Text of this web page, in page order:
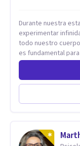
Durante nuestra
experimentar
todo nuestro cuerpo y entender nuestro maravilloso
es fundamental
Damian esta
herramientas
mente, alma y SER. El cómo percibimos y manejamos
nuestros diarios
resultado de
es derecho de toda